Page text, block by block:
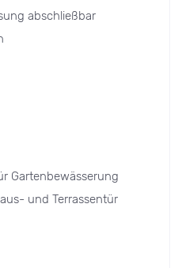
abschließbar
Gartenbewässerung
und Terrassentür